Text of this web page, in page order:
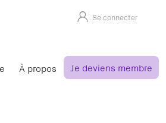
Se connecter
À propos Je deviens membre